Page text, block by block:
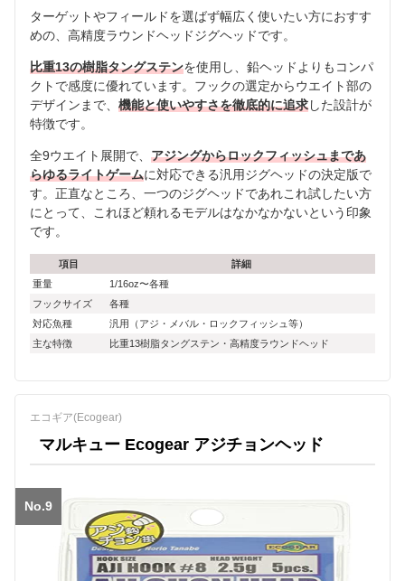
ターゲットやフィールドを選ばず幅広く使いたい方におすす
めの、高精度ラウンドヘッドジグヘッドです。
比重13の樹脂タングステンを使用し、鉛ヘッドよりもコンパ
クトで感度に優れています。フックの選定からウエイト部の
デザインまで、 機能と使いやすさを徹底的に追求した設計が
特徴です。
全9ウエイト展開で、 アジングからロックフィッシュまであ
らゆるライトゲームに対応できる汎用ジグヘッドの決定版で
す。正直なところ、一つのジグヘッドであれこれ試したい方
にとって、これほど頼れるモデルはなかなかないという印象
です。
項目
詳細
重量
1/16oz〜各種
フックサイズ
各種
対応魚種
汎用（アジ・メバル・ロックフィッシュ等）
主な特徴
比重13樹脂タングステン・高精度ラウンドヘッド
エコギア(Ecogear)
マルキュー Ecogear アジチョンヘッド
No.9